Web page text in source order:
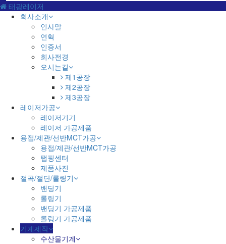
태광레이저
회사소개
인사말
연혁
인증서
회사전경
오시는길
제1공장
제2공장
제3공장
레이저가공
레이저기기
레이저 가공제품
용접/제관/선반MCT가공
용접/제관/선반MCT가공
탭핑센터
제품사진
절곡/절단/롤링기
밴딩기
롤링기
밴딩기 가공제품
롤링기 가공제품
기계제작
수산물기계